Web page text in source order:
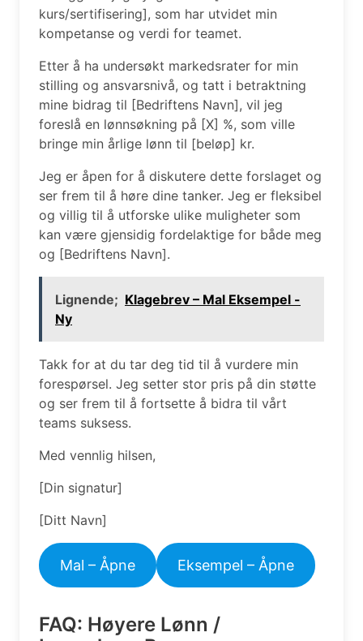
kurs/sertifisering], som har utvidet min
kompetanse og verdi for teamet.
Etter å ha undersøkt markedsrater for min
stilling og ansvarsnivå, og tatt i betraktning
mine bidrag til [Bedriftens Navn], vil jeg
foreslå en lønnsøkning på [X] %, som ville
bringe min årlige lønn til [beløp] kr.
Jeg er åpen for å diskutere dette forslaget og
ser frem til å høre dine tanker. Jeg er fleksibel
og villig til å utforske ulike muligheter som
kan være gjensidig fordelaktige for både meg
og [Bedriftens Navn].
Lignende; Klagebrev – Mal Eksempel -
Ny
Takk for at du tar deg tid til å vurdere min
forespørsel. Jeg setter stor pris på din støtte
og ser frem til å fortsette å bidra til vårt
teams suksess.
Med vennlig hilsen,
[Din signatur]
[Ditt Navn]
Mal – Åpne Eksempel – Åpne
FAQ: Høyere Lønn /